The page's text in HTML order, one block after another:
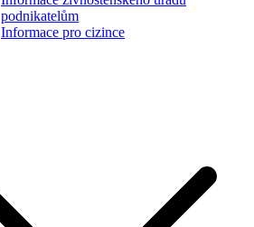
podnikatelům
Informace pro cizince